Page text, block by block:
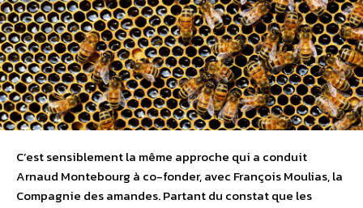
C’est sensiblement la même approche qui a conduit
Arnaud Montebourg à co-fonder, avec François Moulias, la
Compagnie des amandes. Partant du constat que les